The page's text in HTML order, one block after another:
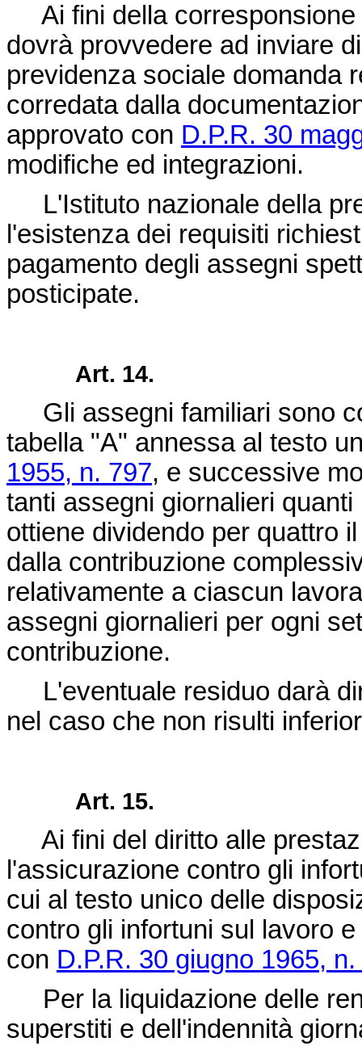
Ai fini della corresponsione
dovrà provvedere ad inviare
previdenza sociale domanda
corredata dalla
approvato con D.P.R. 30
modifiche ed integrazioni.
L'Istituto nazionale della
l'esistenza dei requisiti
pagamento degli assegni
posticipate.
Art. 14.
Gli assegni familiari sono
tabella "A" annessa al testo
1955, n. 797, e successive
tanti assegni giornalieri
ottiene dividendo per quattro
dalla contribuzione
relativamente a ciascun
assegni giornalieri per ogni
contribuzione.
L'eventuale residuo darà
nel caso che non risulti
Art. 15.
Ai fini del diritto alle
l'assicurazione contro gli
cui al testo unico delle
contro gli infortuni sul lavoro
con D.P.R. 30 giugno 1965, n.
Per la liquidazione delle
superstiti e dell'indennità